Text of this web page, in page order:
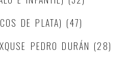
DE PLATA) (47)
PEDRO DURÁN (28)